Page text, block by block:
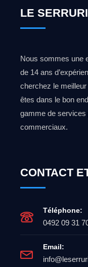
LE
Nous sommes une
de 14 ans
cherchez le
êtes dans le bon
gamme de services
commerciaux.
CONTACT
Téléphone:
0492 09 31
Email: